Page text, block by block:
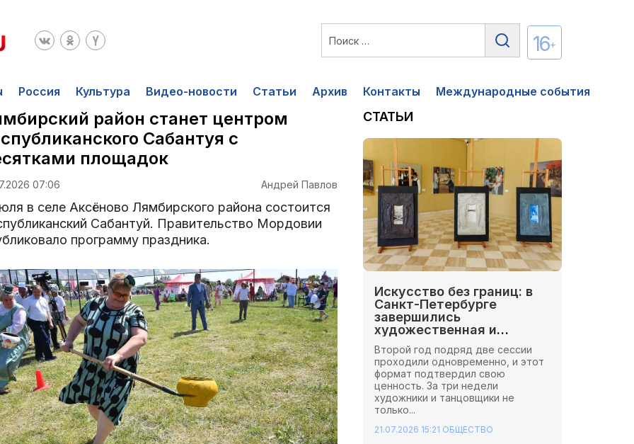
16+
Россия Культура Видео-новости Статьи Архив Контакты Международные события
район станет центром
Сабантуя с
площадок
07:06 Андрей Павлов
в селе Аксёново Лямбирского района состоится
Сабантуй. Правительство Мордовии
программу праздника.
СТАТЬИ
Искусство без границ: в
Санкт-Петербурге
завершились
художественная и
хореографическая сессии
Школы Иннопрактики.
Второй год подряд две сессии
проходили одновременно, и этот
формат подтвердил свою
ценность. За три недели
художники и танцовщики не
только...
21.07.2026 15:21 ОБЩЕСТВО